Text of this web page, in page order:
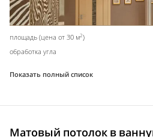
площадь (цена от 30 м2)
обработка угла
Показать полный список
Матовый потолок в